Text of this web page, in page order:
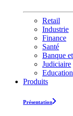
Retail
Industrie
Finance
Santé
Banque
Judiciaire
Education
Produits
Présentation